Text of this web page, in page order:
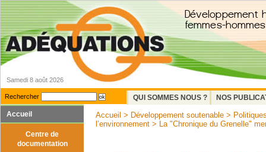
Samedi 8 août 2026
Rechercher QUI SOMMES NOUS ?
NOS
Accueil
Centre de
documentation
Accueil > Développement soutenable >
l’environnement > La "Chronique du Grenelle"